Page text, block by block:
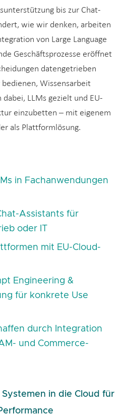
bis zur Chat-
wie wir denken, arbeiten
von Large Language
Geschäftsprozesse eröffnet
datengetrieben
Wissensarbeit
LLMs gezielt und EU-
einzubetten – mit eigenem
als Plattformlösung.
in Fachanwendungen
Assistants für
oder IT
mit EU-Cloud-
Engineering &
für konkrete Use
durch Integration
und Commerce-
in die Cloud für